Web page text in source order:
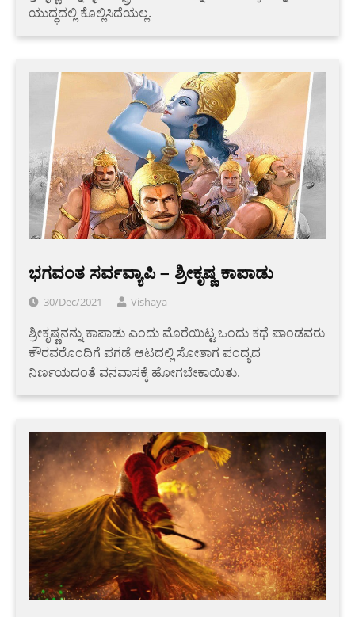
ಯುದ್ಧದಲ್ಲಿ ಕೊಲ್ಲಿಸಿದೆಯಲ್ಲ.
ಭಗವಂತ ಸರ್ವವ್ಯಾಪಿ – ಶ್ರೀಕೃಷ್ಣ ಕಾಪಾಡು
30/Dec/2021 Vishaya
ಶ್ರೀಕೃಷ್ಣನನ್ನು ಕಾಪಾಡು ಎಂದು ಮೊರೆಯಿಟ್ಟ ಒಂದು ಕಥೆ ಪಾಂಡವರು
ಕೌರವರೊಂದಿಗೆ ಪಗಡೆ ಆಟದಲ್ಲಿ ಸೋತಾಗ ಪಂದ್ಯದ
ನಿರ್ಣಯದಂತೆ ವನವಾಸಕ್ಕೆ ಹೋಗಬೇಕಾಯಿತು.